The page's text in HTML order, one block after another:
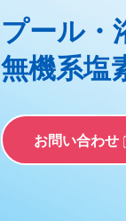
プール・
無機系塩
お問い合わせ